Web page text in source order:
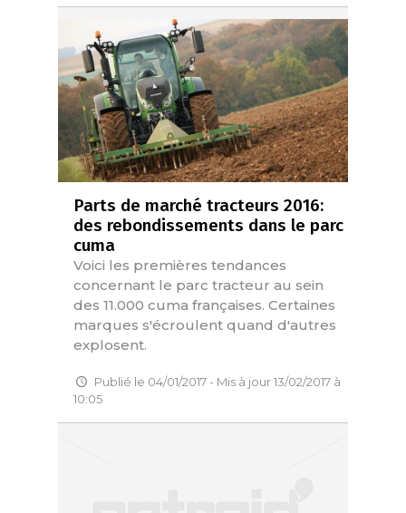
Parts de marché tracteurs 2016:
des rebondissements dans le parc
cuma
Voici les premières tendances
concernant le parc tracteur au sein
des 11.000 cuma françaises. Certaines
marques s'écroulent quand d'autres
explosent.
Publié le 04/01/2017 - Mis à jour 13/02/2017 à
10:05